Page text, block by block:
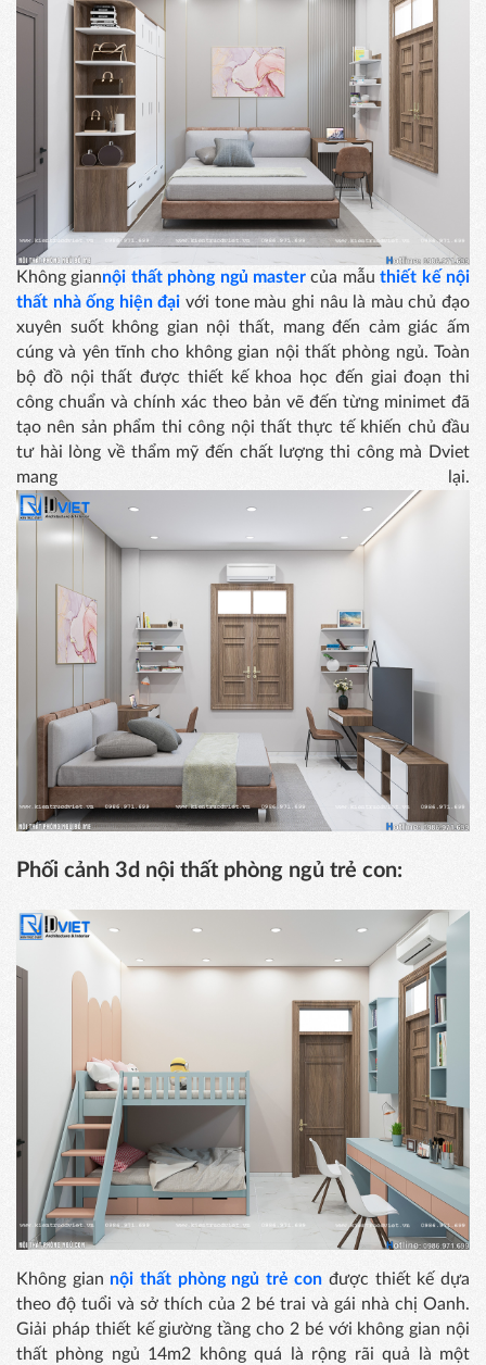
Không giannội thất phòng ngủ master của mẫuthiết kế nội
thất nhà ống hiện đại với tone màu ghi nâu là màu chủ đạo
xuyên suốt không gian nội thất, mang đến cảm giác ấm
cúng và yên tĩnh cho không gian nội thất phòng ngủ. Toàn
bộ đồ nội thất được thiết kế khoa học đến giai đoạn thi
công chuẩn và chính xác theo bản vẽ đến từng minimet đã
tạo nên sản phẩm thi công nội thất thực tế khiến chủ đầu
tư hài lòng về thẩm mỹ đến chất lượng thi công mà Dviet
mang lại.
Phối cảnh 3d nội thất phòng ngủ trẻ con:
Không gian nội thất phòng ngủ trẻ con được thiết kế dựa
theo độ tuổi và sở thích của 2 bé trai và gái nhà chị Oanh.
Giải pháp thiết kế giường tầng cho 2 bé với không gian nội
thất phòng ngủ 14m2 không quá là rộng rãi quả là một